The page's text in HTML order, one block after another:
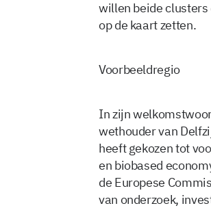
willen beide clusters
op de kaart zetten.
Voorbeeldregio
In zijn
wethouder van
heeft gekozen tot
en biobased
de Europese
van onderzoek,